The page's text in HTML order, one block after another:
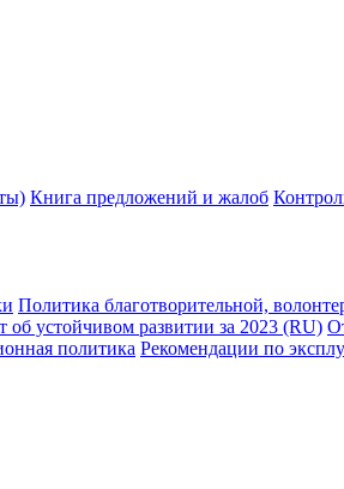
Книга предложений и жалоб
Политика благотворительной,
об устойчивом развитии за 2023 (RU)
политика Рекомендации по